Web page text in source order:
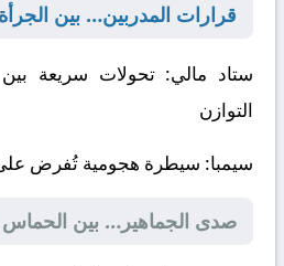
قرارات المدربين… بين
ستاد مالي: تحولات سريعة بين
التوازن
سيمبا: سيطرة هجومية تُفرض
صدى الجماهير… بين الحماس